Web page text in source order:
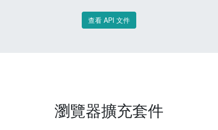
查看 API 文件
瀏覽器擴充套件